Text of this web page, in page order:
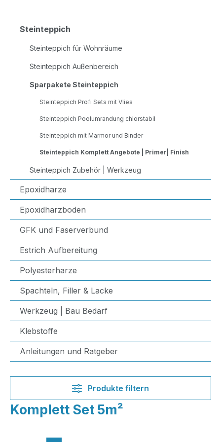
Steinteppich
Steinteppich für Wohnräume
Steinteppich Außenbereich
Sparpakete Steinteppich
Steinteppich Profi Sets mit Vlies
Steinteppich Poolumrandung chlorstabil
Steinteppich mit Marmor und Binder
Steinteppich Komplett Angebote | Primer| Finish
Steinteppich Zubehör | Werkzeug
Epoxidharze
Epoxidharzboden
GFK und Faserverbund
Estrich Aufbereitung
Polyesterharze
Spachteln, Filler & Lacke
Werkzeug | Bau Bedarf
Klebstoffe
Anleitungen und Ratgeber
Produkte filtern
Komplett Set 5m²